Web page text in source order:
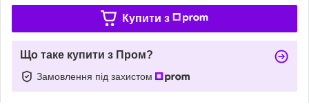
Купити з
Що таке купити з Пром?
Замовлення під захистом